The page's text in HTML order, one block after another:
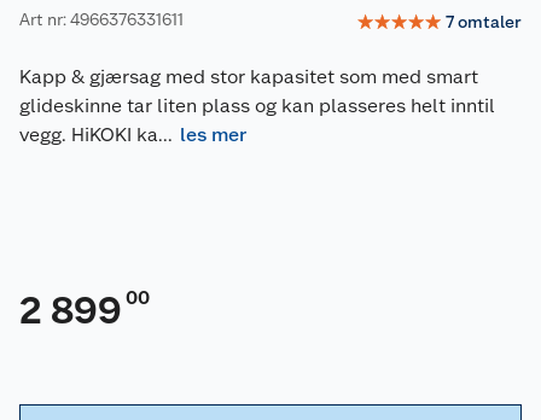
Art nr: 4966376331611 ☆☆☆☆☆ 7omtaler
Kapp & gjærsag med stor kapasitet som med smart
glideskinne tar liten plass og kan plasseres helt inntil
vegg. HiKOKI ka... les mer
2 899 00